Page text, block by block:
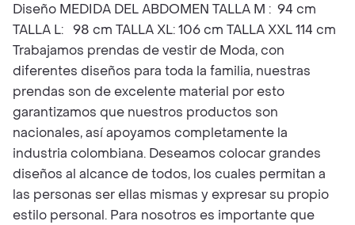
Diseño MEDIDA DEL ABDOMEN TALLA M : 94 cm
TALLA L: 98 cm TALLA XL: 106 cm TALLA XXL 114 cm
Trabajamos prendas de vestir de Moda, con
diferentes diseños para toda la familia, nuestras
prendas son de excelente material por esto
garantizamos que nuestros productos son
nacionales, así apoyamos completamente la
industria colombiana. Deseamos colocar grandes
diseños al alcance de todos, los cuales permitan a
las personas ser ellas mismas y expresar su propio
estilo personal. Para nosotros es importante que